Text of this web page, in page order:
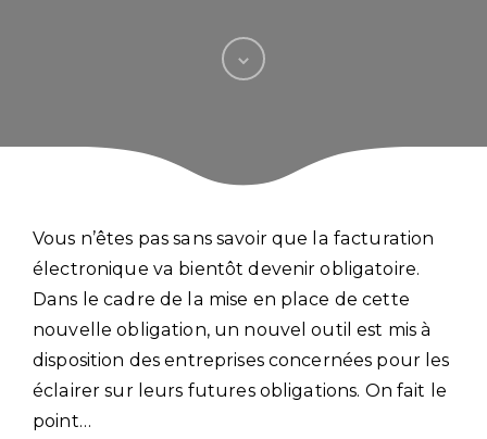
Vous n’êtes pas sans savoir que la facturation
électronique va bientôt devenir obligatoire.
Dans le cadre de la mise en place de cette
nouvelle obligation, un nouvel outil est mis à
disposition des entreprises concernées pour les
éclairer sur leurs futures obligations. On fait le
point…